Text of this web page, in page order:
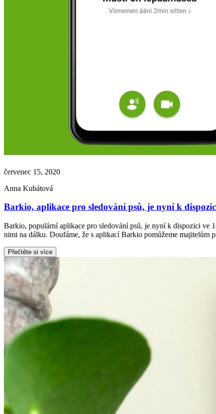
červenec 15, 2020
Anna Kubátová
Barkio, aplikace pro sledování psů, je nyní k
Barkio, populární aplikace pro sledování psů, je nyní k dispozici ve
nimi na dálku. Doufáme, že s aplikací Barkio pomůžeme majitelům
Přečtěte si více